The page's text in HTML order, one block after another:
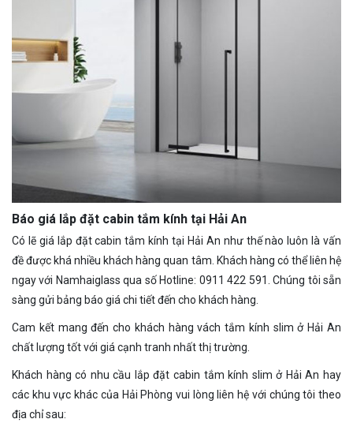
Báo giá lắp đặt cabin tắm kính tại Hải An
Có lẽ giá lắp đặt cabin tắm kính tại Hải An như thế nào luôn là vấn
đề được khá nhiều khách hàng quan tâm. Khách hàng có thể liên hệ
ngay với Namhaiglass qua số Hotline: 0911 422 591. Chúng tôi sẵn
sàng gửi bảng báo giá chi tiết đến cho khách hàng.
Cam kết mang đến cho khách hàng vách tắm kính slim ở Hải An
chất lượng tốt với giá cạnh tranh nhất thị trường.
Khách hàng có nhu cầu lắp đặt cabin tắm kính slim ở Hải An hay
các khu vực khác của Hải Phòng vui lòng liên hệ với chúng tôi theo
địa chỉ sau: